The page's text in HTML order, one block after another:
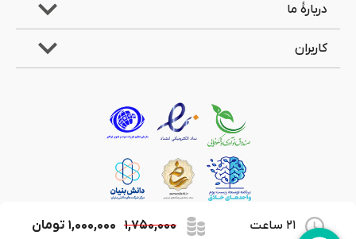
21 ساعت ۱,۷۵۰,۰۰۰ ۱,۰۰۰,۰۰۰ تومان
دربارۀ ما
کاربران